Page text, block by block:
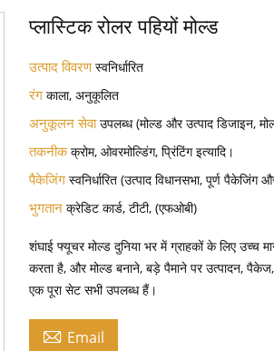
प्लास्टिक रोलर पहियों मोल्ड
उत्पाद विवरणस्वनिर्धारित
रंगकाला, अनुकूलित
अनुकूलन सेवाउपलब्ध (मोल्ड और उत्पाद डिजाइन,
तकनीकक्रोम, ओवरमोल्डिंग, प्रिंटिंग इत्यादि।
पैकेजिंगस्वनिर्धारित (उत्पाद विधानसभा, पूर्ण
भुगतानक्रेडिट कार्ड, टीटी, (एफओबी)
शंघाई फ्यूचर मोल्ड दुनिया भर में ग्राहकों के लिए
करता है, और मोल्ड बनाने, बड़े पैमाने पर उत्पादन,
एक पूरा सेट सभी उपलब्ध हैं।
 Email